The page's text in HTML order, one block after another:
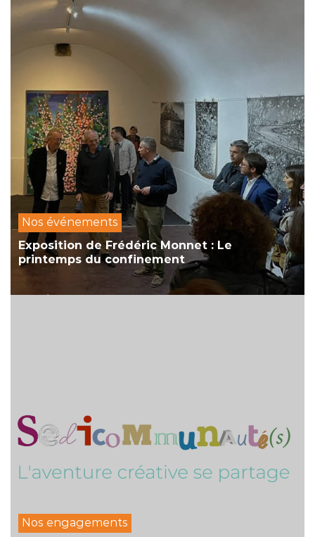
Nos événements
Exposition de Frédéric Monnet : Le
printemps du confinement
Nos engagements